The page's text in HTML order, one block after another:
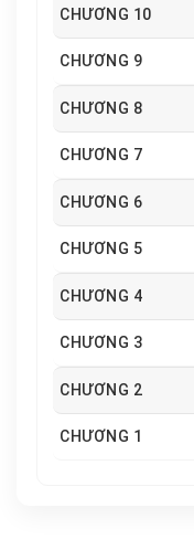
CHƯƠNG 10
CHƯƠNG 9
CHƯƠNG 8
CHƯƠNG 7
CHƯƠNG 6
CHƯƠNG 5
CHƯƠNG 4
CHƯƠNG 3
CHƯƠNG 2
CHƯƠNG 1